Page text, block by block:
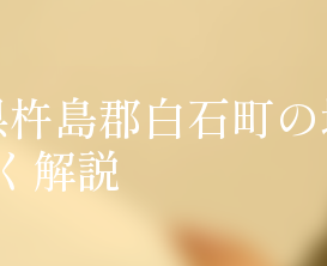
伐採
公共工事
島郡白石町
解説